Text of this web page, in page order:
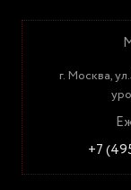
г. Москва,
+7